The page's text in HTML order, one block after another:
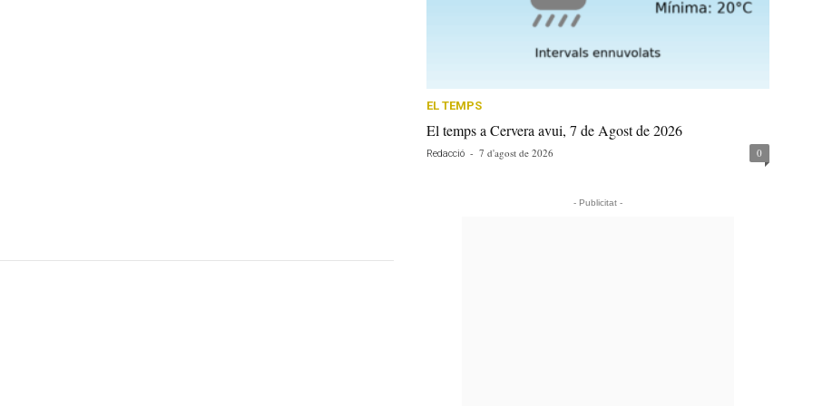
EL TEMPS
El temps a Cervera avui, 7 de Agost de 2026
Redacció - 7 d'agost de 2026 0
- Publicitat -